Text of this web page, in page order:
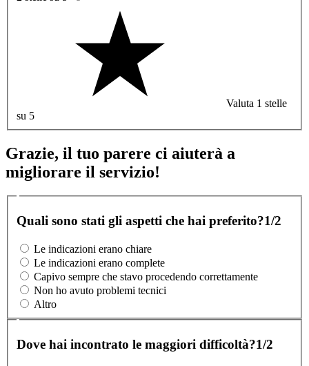
Valuta 1 stelle
su 5
Grazie, il tuo parere ci aiuterà a
migliorare il servizio!
Quali sono stati gli aspetti che hai preferito?1/2
Le indicazioni erano chiare
Le indicazioni erano complete
Capivo sempre che stavo procedendo correttamente
Non ho avuto problemi tecnici
Altro
Dove hai incontrato le maggiori difficoltà?1/2